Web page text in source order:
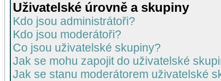
Uživatelské úrovně a skupiny
Kdo jsou administrátoři?
Kdo jsou moderátoři?
Co jsou uživatelské skupiny?
Jak se mohu zapojit do uživatelské
Jak se stanu moderátorem uživatelské